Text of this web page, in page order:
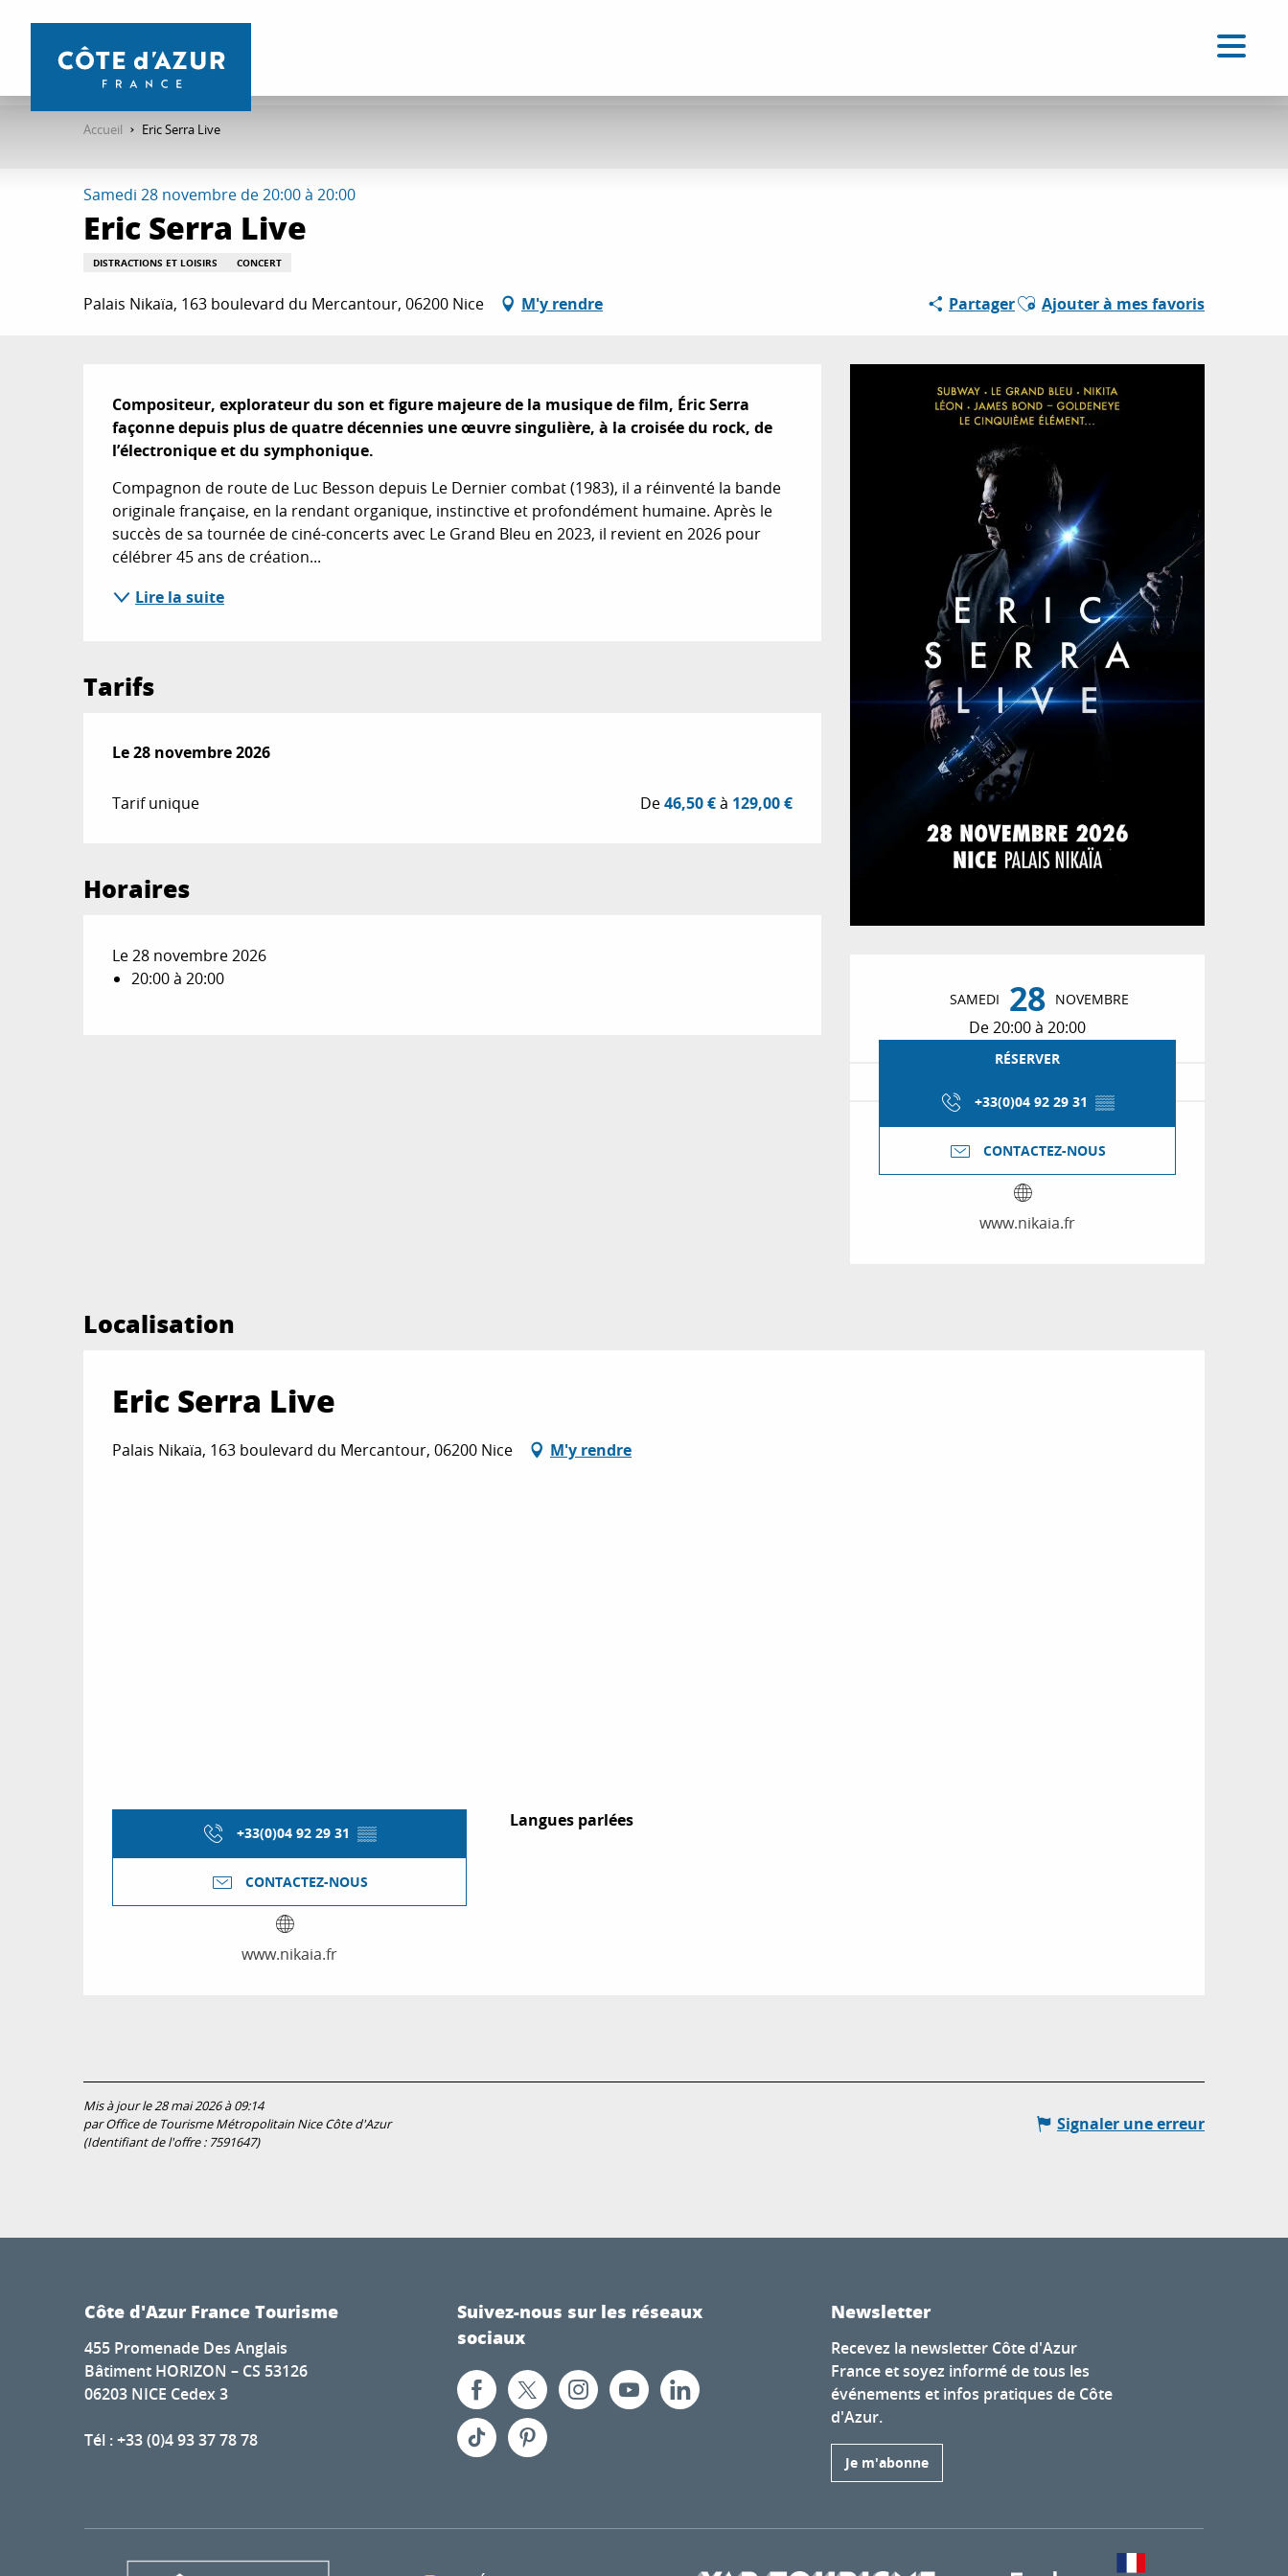
contenu
Accueil Eric Serra Live
Samedi 28 novembre de 20:00 à 20:00
Eric Serra Live
DISTRACTIONS ET LOISIRS CONCERT
Palais Nikaïa, 163 boulevard du Mercantour, 06200 Nice M'y rendre PartagerAjouter aux favoris
Ajouter à mes favoris
Ouverture et
SAMEDI 28 NOVEMBRE
De 20:00 à 20:00
RÉSERVER
+33(0)04 92 29 31 ▒▒
CONTACTEZ-NOUS
www.nikaia.fr
Description
Compositeur, explorateur du son et figure majeure de la musique de film, Éric Serra
façonne depuis plus de quatre décennies une œuvre singulière, à la croisée du rock, de
l’électronique et du symphonique.
Compagnon de route de Luc Besson depuis Le Dernier combat (1983), il a réinventé la bande
originale française, en la rendant organique, instinctive et profondément humaine. Après le
succès de sa tournée de ciné-concerts avec Le Grand Bleu en 2023, il revient en 2026 pour
célébrer 45 ans de création...
Lire la suite
Tarifs
Le28 novembre 2026
Le28 novembre 2026
Tarif unique De46,50 €à 129,00 €
Horaires
Le 28 novembre 2026
20:00 à 20:00
Localisation
Eric Serra Live
Palais Nikaïa, 163 boulevard du Mercantour, 06200 Nice M'y rendre
+33(0)04 92 29 31 ▒▒
CONTACTEZ-NOUS
www.nikaia.fr
Langues parlées
Langues parlées
Mis à jour le 28 mai 2026 à 09:14
par Office de Tourisme Métropolitain Nice Côte d'Azur
(Identifiant de l'offre : 7591647)
Signaler une erreur
Côte d'Azur France Tourisme
455 Promenade Des Anglais
Bâtiment HORIZON – CS 53126
06203 NICE Cedex 3
Tél : +33 (0)4 93 37 78 78
Suivez-nous sur les réseaux
sociaux
Newsletter
Recevez la newsletter Côte d'Azur
France et soyez informé de tous les
événements et infos pratiques de Côte
d'Azur.
Je m'abonne